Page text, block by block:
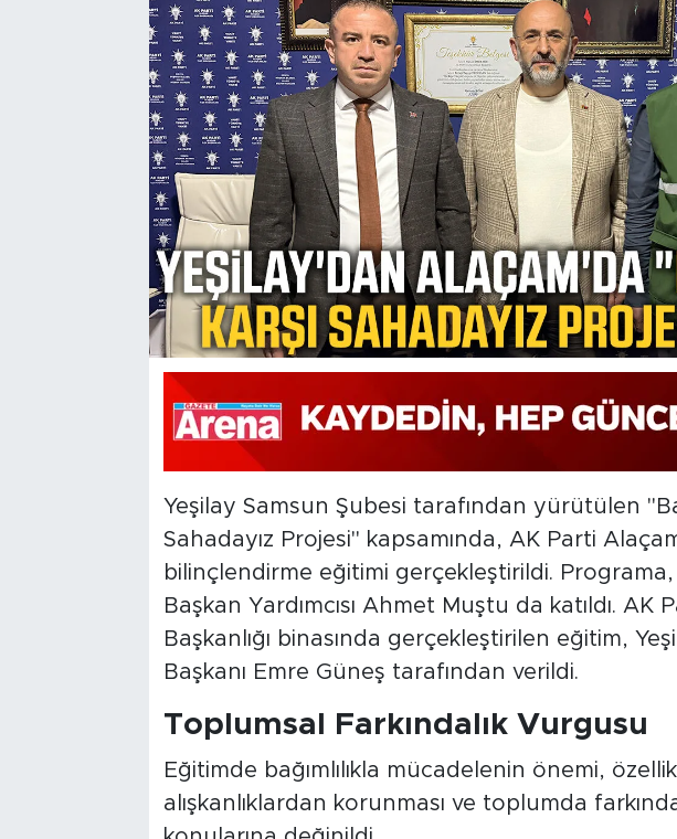
Yeşilay Samsun Şubesi tarafından yürütülen
Sahadayız Projesi" kapsamında, AK Parti
bilinçlendirme eğitimi gerçekleştirildi. Programa,
Başkan Yardımcısı Ahmet Muştu da katıldı. AK
Başkanlığı binasında gerçekleştirilen eğitim,
Başkanı Emre Güneş tarafından verildi.
Toplumsal Farkındalık Vurgusu
Eğitimde bağımlılıkla mücadelenin önemi,
alışkanlıklardan korunması ve toplumda